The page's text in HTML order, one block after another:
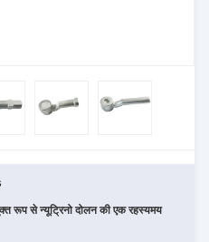
रूप से न्यूट्रिनो दोलन की एक रहस्यमय